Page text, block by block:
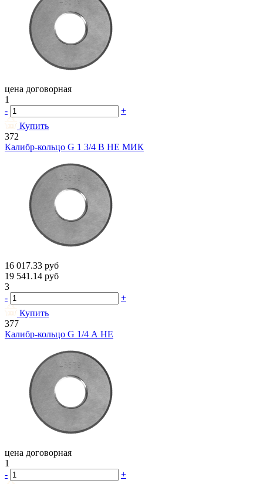
цена договорная
1
-
+
Купить
372
Калибр-кольцо G 1 3/4 В НЕ МИК
16 017.33 руб
19 541.14 руб
3
-
+
Купить
377
Калибр-кольцо G 1/4 А НЕ
цена договорная
1
-
+